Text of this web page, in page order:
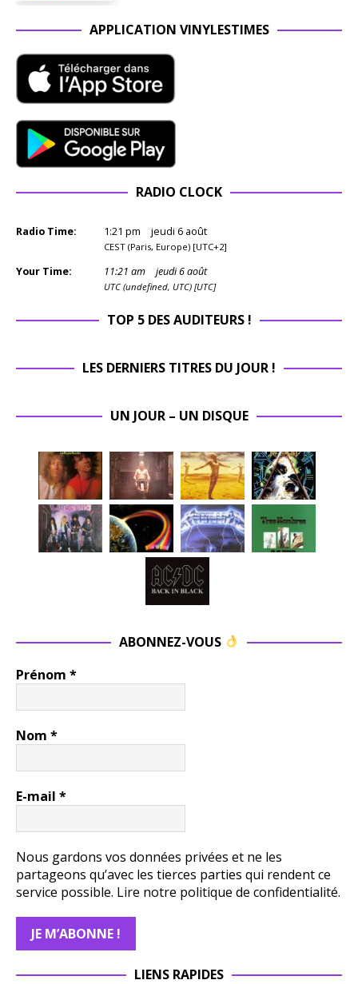
APPLICATION VINYLESTIMES
RADIO CLOCK
Radio Time: 1:21 pm jeudi 6 août
CEST (Paris, Europe) [UTC+2]
Your Time: 11:21 am jeudi 6 août
UTC (undefined, UTC) [UTC]
TOP 5 DES AUDITEURS !
LES DERNIERS TITRES DU JOUR !
UN JOUR – UN DISQUE
ABONNEZ-VOUS
Prénom *
Nom *
E-mail *
Nous gardons vos données privées et ne les
partageons qu’avec les tierces parties qui rendent ce
service possible. Lire notre politique de confidentialité.
LIENS RAPIDES